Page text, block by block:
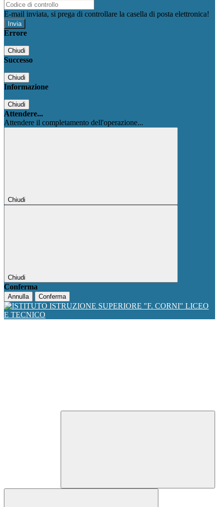
E-mail inviata, si prega di controllare la casella di posta elettronica!
Errore
Chiudi
Successo
Chiudi
Informazione
Chiudi
Attendere...
Attendere il completamento dell'operazione...
Chiudi
Chiudi
Conferma
Annulla Conferma